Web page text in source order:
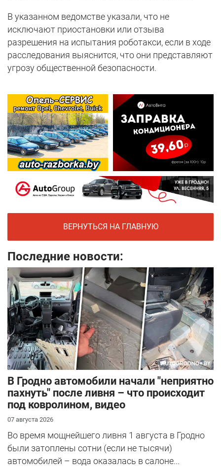
В указанном ведомстве указали, что не
исключают приостановки или отзыва
разрешения на испытания роботакси, если в ходе
расследования выяснится, что они представляют
угрозу общественной безопасности.
ВЕРНУТЬСЯ НА ГЛАВНУЮ
Последние новости:
В Гродно автомобили начали "неприятно
пахнуть" после ливня – что происходит
под ковролином, видео
07 августа 2026
Во время мощнейшего ливня 1 августа в Гродно
были затоплены сотни (если не тысячи)
автомобилей – вода оказалась в салоне...